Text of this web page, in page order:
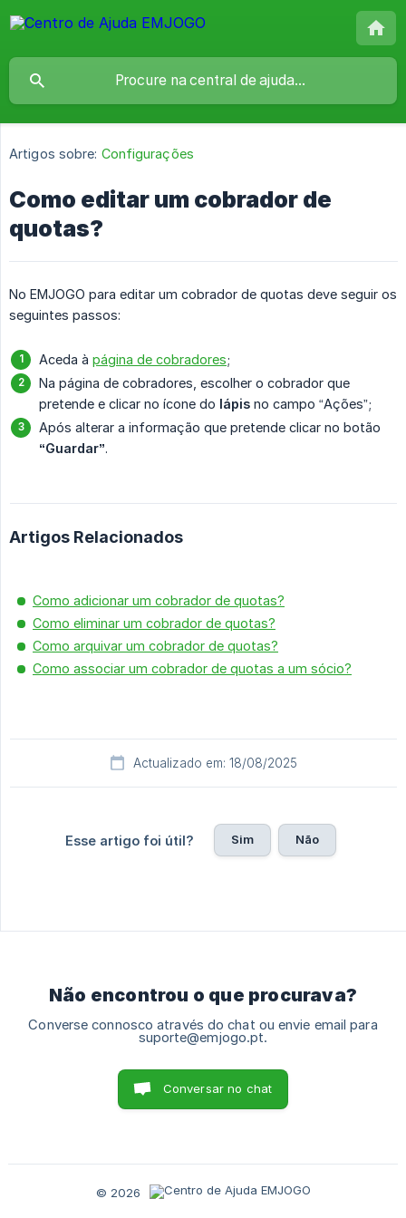
Artigos sobre: Configurações
Como editar um cobrador de
quotas?
No EMJOGO para editar um cobrador de quotas deve seguir os
seguintes passos:
Aceda à página de cobradores;
Na página de cobradores, escolher o cobrador que
pretende e clicar no ícone do lápis no campo “Ações”;
Após alterar a informação que pretende clicar no botão
“Guardar”.
Artigos Relacionados
Como adicionar um cobrador de quotas?
Como eliminar um cobrador de quotas?
Como arquivar um cobrador de quotas?
Como associar um cobrador de quotas a um sócio?
Actualizado em: 18/08/2025
Esse artigo foi útil? Sim Não
Não encontrou o que procurava?
Converse connosco através do chat ou envie email para
suporte@emjogo.pt.
Conversar no chat
© 2026